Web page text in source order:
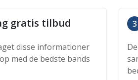
gratis tilbud
disse informationer
med de bedste bands
3